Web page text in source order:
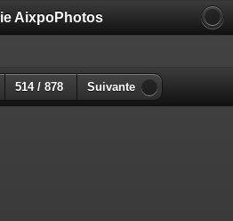
AixpoPhotos
514 / 878 Suivante